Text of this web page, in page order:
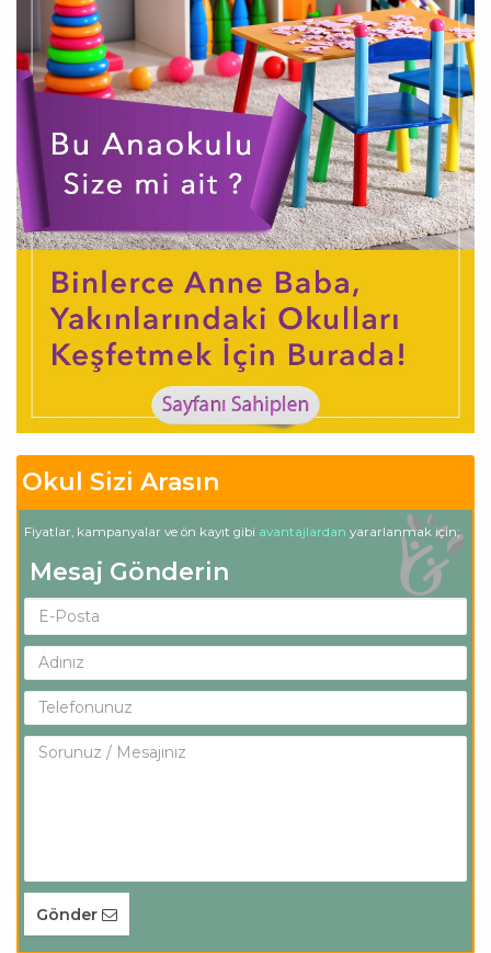
Okul Sizi Arasın
Fiyatlar, kampanyalar ve ön kayıt gibi avantajlardan yararlanmak için;
Mesaj Gönderin
Gönder